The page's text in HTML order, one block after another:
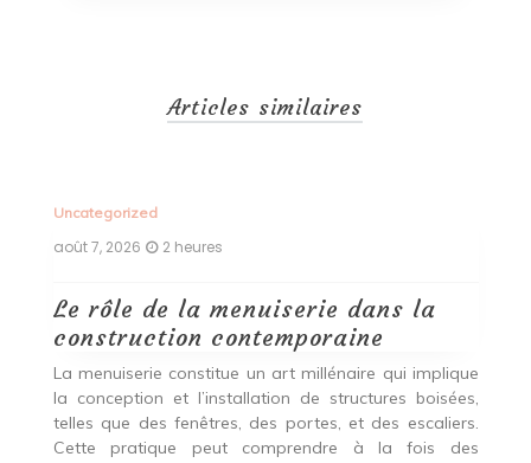
Articles similaires
Uncategorized
août 7, 2026 2 heures
Le rôle de la menuiserie dans la
construction contemporaine
La menuiserie constitue un art millénaire qui implique
la conception et l’installation de structures boisées,
telles que des fenêtres, des portes, et des escaliers.
Cette pratique peut comprendre à la fois des